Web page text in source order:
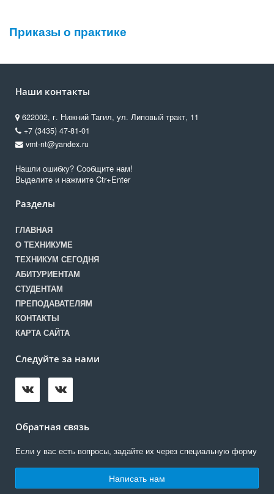
Приказы о практике
Наши контакты
622002, г. Нижний Тагил, ул. Липовый тракт, 11
+7 (3435) 47-81-01
vmt-nt@yandex.ru
Нашли ошибку? Сообщите нам!
Выделите и нажмите Ctr+Enter
Разделы
ГЛАВНАЯ
О ТЕХНИКУМЕ
ТЕХНИКУМ СЕГОДНЯ
АБИТУРИЕНТАМ
СТУДЕНТАМ
ПРЕПОДАВАТЕЛЯМ
КОНТАКТЫ
КАРТА САЙТА
Следуйте за нами
Обратная связь
Если у вас есть вопросы, задайте их через специальную форму
Написать нам